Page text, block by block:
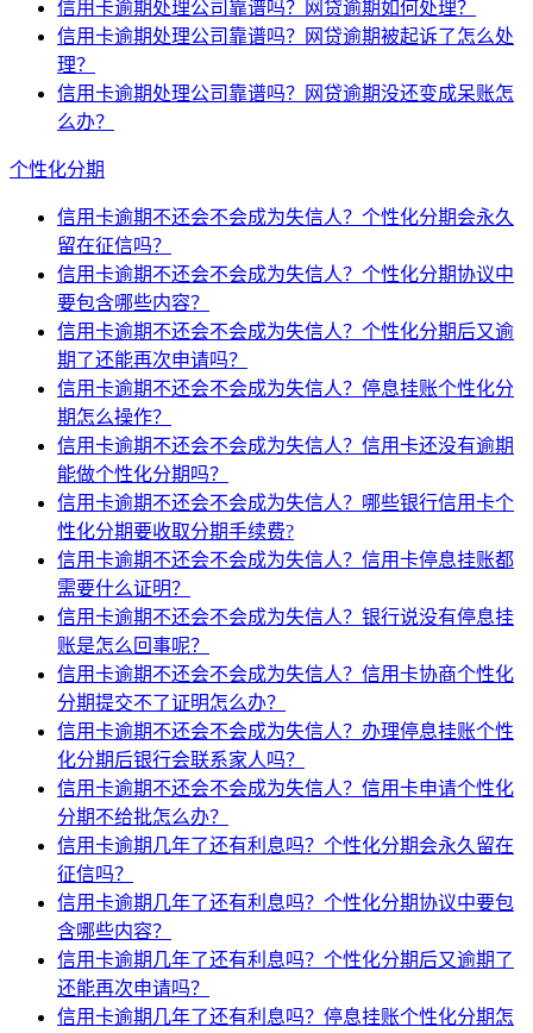
信用卡逾期处理公司靠谱吗？网贷逾期如何处理？
信用卡逾期处理公司靠谱吗？网贷逾期被起诉了怎么处
理？
信用卡逾期处理公司靠谱吗？网贷逾期没还变成呆账怎
么办？
个性化分期
信用卡逾期不还会不会成为失信人？个性化分期会永久
留在征信吗？
信用卡逾期不还会不会成为失信人？个性化分期协议中
要包含哪些内容？
信用卡逾期不还会不会成为失信人？个性化分期后又逾
期了还能再次申请吗？
信用卡逾期不还会不会成为失信人？停息挂账个性化分
期怎么操作？
信用卡逾期不还会不会成为失信人？信用卡还没有逾期
能做个性化分期吗？
信用卡逾期不还会不会成为失信人？哪些银行信用卡个
性化分期要收取分期手续费?
信用卡逾期不还会不会成为失信人？信用卡停息挂账都
需要什么证明？
信用卡逾期不还会不会成为失信人？银行说没有停息挂
账是怎么回事呢？
信用卡逾期不还会不会成为失信人？信用卡协商个性化
分期提交不了证明怎么办？
信用卡逾期不还会不会成为失信人？办理停息挂账个性
化分期后银行会联系家人吗？
信用卡逾期不还会不会成为失信人？信用卡申请个性化
分期不给批怎么办？
信用卡逾期几年了还有利息吗？个性化分期会永久留在
征信吗？
信用卡逾期几年了还有利息吗？个性化分期协议中要包
含哪些内容？
信用卡逾期几年了还有利息吗？个性化分期后又逾期了
还能再次申请吗？
信用卡逾期几年了还有利息吗？停息挂账个性化分期怎